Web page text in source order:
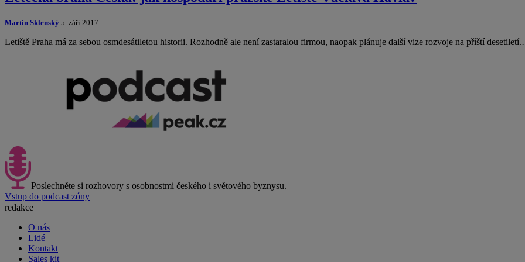
Martin Sklenský 5. září 2017
Letiště Praha má za sebou osmdesátiletou historii. Rozhodně ale není zastaralou firmou, naopak plánuje další vize rozvoje na příští
Poslechněte si rozhovory s osobnostmi českého i světového byznysu.
Vstup do podcast zóny
redakce
O nás
Lidé
Kontakt
Sales kit